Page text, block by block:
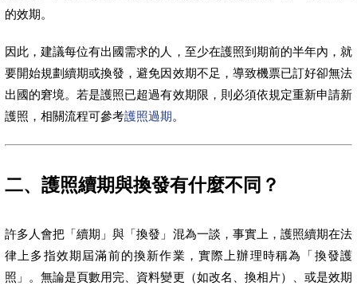
的效期。
因此，建議每位有出國需求的人，至少在護照到期前的半年內，就
要開始規劃續期或換發，避免因效期不足，導致機票已訂好卻無法
出國的窘境。若是護照已超過有效期限，則必須依規定重新申請新
護照，相關流程可參考護照過期。
二、護照續期與換發有什麼不同？
許多人會把「續期」與「換發」混為一談，事實上，護照續期在法
律上多指效期屆滿前的換新作業，實際上辦理時稱為「換發護
照」。無論是頁數用完、資料變更（如改名、換相片）、或是效期